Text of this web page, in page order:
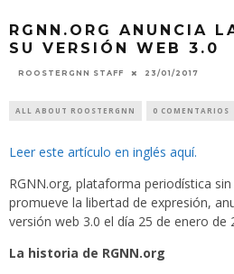
RGNN.ORG ANUNCIA
SU VERSIÓN WEB 3.0
ROOSTERGNN STAFF 23/01/2017
ALL ABOUT ROOSTERGNN 0 COMENTARIOS
Leer este artículo en inglés aquí.
RGNN.org, plataforma periodística
promueve la libertad de expresión,
versión web 3.0 el día 25 de enero de
La historia de RGNN.org